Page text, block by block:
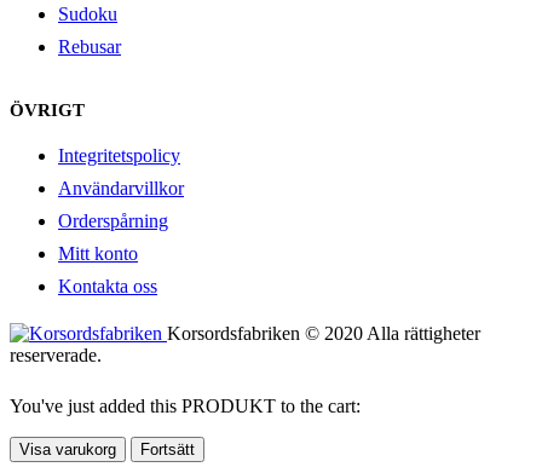
Sudoku
Rebusar
ÖVRIGT
Integritetspolicy
Användarvillkor
Orderspårning
Mitt konto
Kontakta oss
Korsordsfabriken © 2020 Alla rättigheter
reserverade.
You've just added this PRODUKT to the cart:
Visa varukorg Fortsätt